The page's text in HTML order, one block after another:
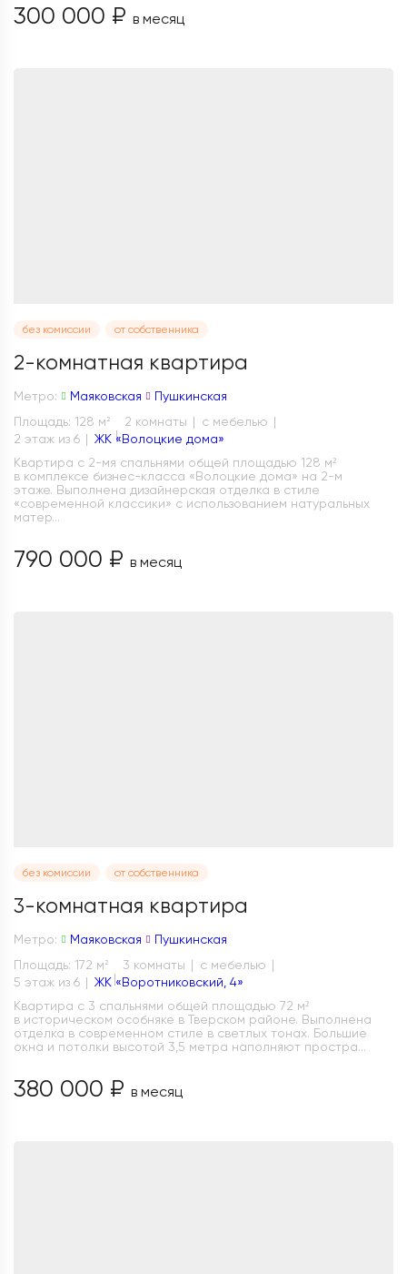
300 000 ₽ в месяц
без комиссии от собственника
2-комнатная квартира
Метро: Маяковская
Пушкинская
Площадь: 128 м 2 2 комнаты
с мебелью
2 этаж из 6
ЖК «Волоцкие дома»
Квартира с 2-мя спальнями общей площадью 128 м²
в комплексе бизнес-класса «Волоцкие дома» на 2-м
этаже. Выполнена дизайнерская отделка в стиле
«современной классики» с использованием натуральных
матер...
790 000 ₽ в месяц
без комиссии от собственника
3-комнатная квартира
Метро: Маяковская
Пушкинская
Площадь: 172 м 2 3 комнаты
с мебелью
5 этаж из 6
ЖК «Воротниковский, 4»
Квартира с 3 спальнями общей площадью 72 м²
в историческом особняке в Тверском районе. Выполнена
отделка в современном стиле в светлых тонах. Большие
окна и потолки высотой 3,5 метра наполняют простра...
380 000 ₽ в месяц